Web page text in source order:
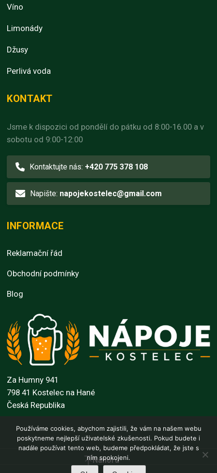
Víno
Limonády
Džusy
Perlivá voda
KONTAKT
Jsme k dispozici od pondělí do pátku od 8:00-16.00 a v
sobotu od 9:00-12:00
Kontaktujte nás: +420 775 378 108
Napište: napojekostelec@gmail.com
INFORMACE
Reklamační řád
Obchodní podmínky
Blog
Za Humny 941
798 41 Kostelec na Hané
Česká Republika
Nahoru
Používáme cookies, abychom zajistili, že vám na našem webu
poskytneme nejlepší uživatelské zkušenosti. Pokud budete i
nadále používat tento web, budeme předpokládat, že jste s
ním spokojeni.